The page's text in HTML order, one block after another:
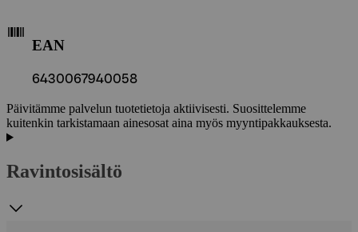
EAN
6430067940058
Päivitämme palvelun tuotetietoja aktiivisesti. Suosittelemme
kuitenkin tarkistamaan ainesosat aina myös myyntipakkauksesta.
Ravintosisältö